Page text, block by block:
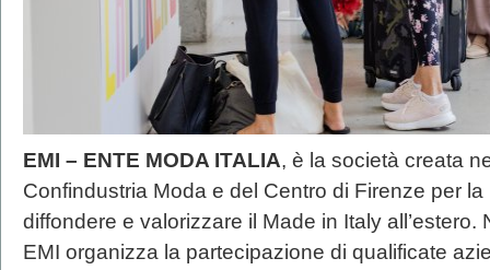
EMI – ENTE MODA ITALIA, è la società creata
Confindustria Moda e del Centro di Firenze per
diffondere e valorizzare il Made in Italy all’estero.
EMI organizza la partecipazione di qualificate